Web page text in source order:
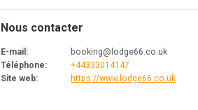
Nous contacter
E-mail :
booking@lodge66.co.uk
Téléphone:
+44333014147
Site web: https://www.lodge66.co.uk